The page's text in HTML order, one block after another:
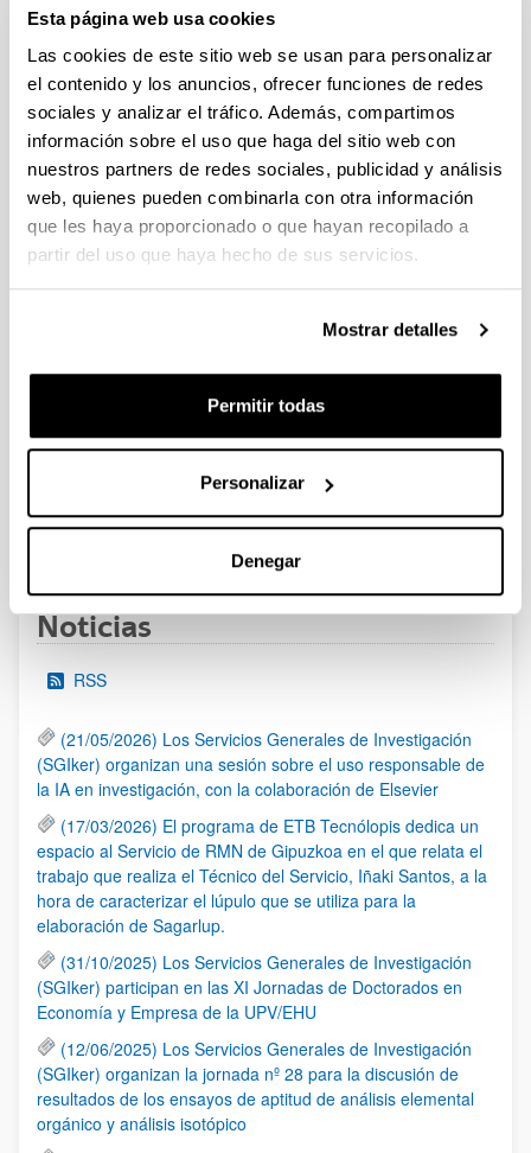
Esta página web usa cookies
Las cookies de este sitio web se usan para personalizar
el contenido y los anuncios, ofrecer funciones de redes
sociales y analizar el tráfico. Además, compartimos
información sobre el uso que haga del sitio web con
nuestros partners de redes sociales, publicidad y análisis
web, quienes pueden combinarla con otra información
que les haya proporcionado o que hayan recopilado a
partir del uso que haya hecho de sus servicios.
Mostrar detalles
Permitir todas
Personalizar
Denegar
Se ha publicado la propuesta de adjudicación
PIFG22/05: “Characterization of heterogeneous multilayered
materials by infrared thermography and localized transient
excitation-Application to thermal characterization during
additive manufacturing processes”
Trámite abierto (Plazo de presentación de solicitudes: 28/07/2022 -
18/08/2022 23:59)
Se ha publicado la propuesta de adjudicación
PIFG22/06: “Aportaciones al sistema de propulsión del
vehículo eléctrico. Optimización del control tolerante a fallos
imanes en modo debilitamiento de campo”
Trámite abierto (Plazo de presentación de solicitudes: 28/07/2022 -
Noticias
RSS
(21/05/2026) Los Servicios Generales de Investigación
(SGIker) organizan una sesión sobre el uso responsable de
la IA en investigación, con la colaboración de Elsevier
(17/03/2026) El programa de ETB Tecnólopis dedica un
espacio al Servicio de RMN de Gipuzkoa en el que relata el
trabajo que realiza el Técnico del Servicio, Iñaki Santos, a la
hora de caracterizar el lúpulo que se utiliza para la
elaboración de Sagarlup.
(31/10/2025) Los Servicios Generales de Investigación
(SGIker) participan en las XI Jornadas de Doctorados en
Economía y Empresa de la UPV/EHU
(12/06/2025) Los Servicios Generales de Investigación
(SGIker) organizan la jornada nº 28 para la discusión de
resultados de los ensayos de aptitud de análisis elemental
orgánico y análisis isotópico